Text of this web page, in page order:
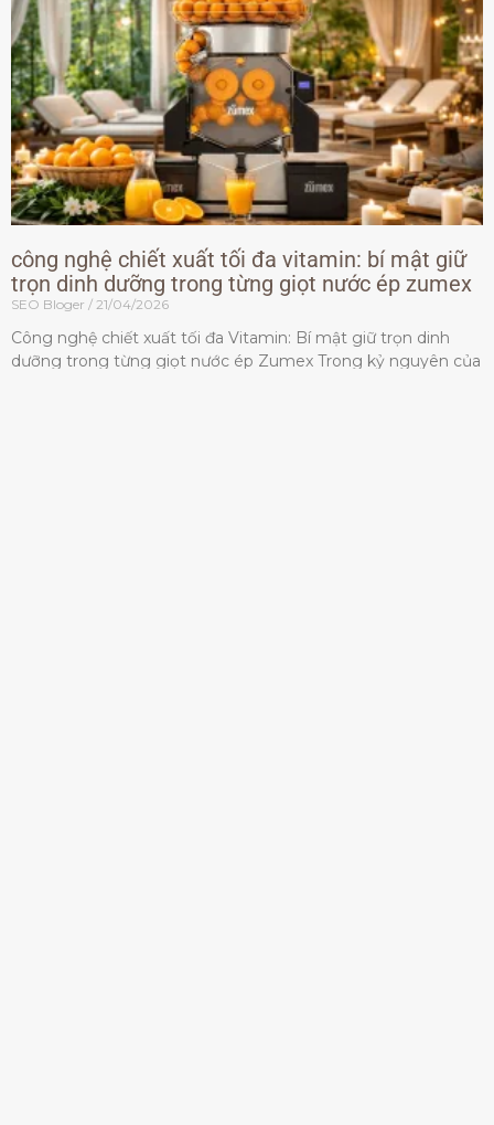
công nghệ chiết xuất tối đa vitamin: bí mật giữ
trọn dinh dưỡng trong từng giọt nước ép zumex
SEO Bloger 21/04/2026
Công nghệ chiết xuất tối đa Vitamin: Bí mật giữ trọn dinh
dưỡng trong từng giọt nước ép Zumex Trong kỷ nguyên của